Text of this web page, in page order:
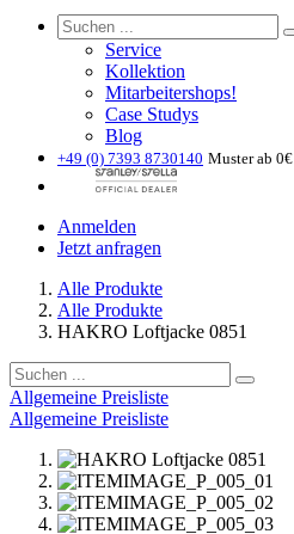
Service
Kollektion
Mitarbeitershops!
Case Studys
Blog
+49 (0) 7393 8730140 Muster ab 0€
Anmelden
Jetzt anfragen
Alle Produkte
Alle Produkte
HAKRO Loftjacke 0851
Allgemeine Preisliste
Allgemeine Preisliste